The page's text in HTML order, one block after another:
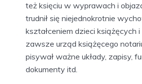
też księciu w wyprawach i
trudnił się niejednokrotnie
kształceniem dzieci książęcych i
zawsze urząd książęcego
pisywał ważne układy, zapisy,
dokumenty itd.